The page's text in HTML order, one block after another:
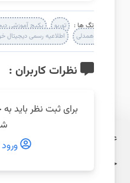
عنوان طرح:
طرح همدلی دیجیتال
خدمت ارائه‌شده:
تگ ها : توربو پکیج آموزشی
همدلی
اطلاعیه رسمی دیجیتال
نظرات کاربران :
برای ثبت نظر باید